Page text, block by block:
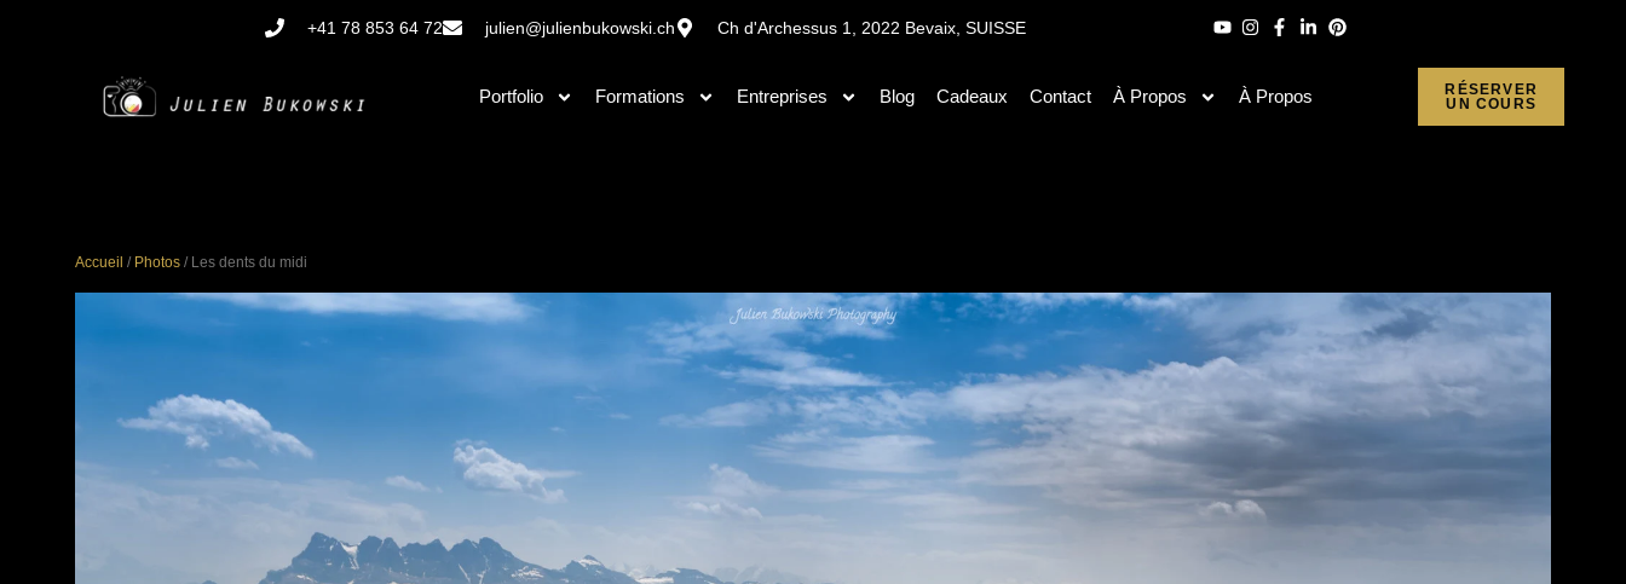
+41 78 853 64 72 julien@julienbukowski.ch Ch d'Archessus 1, 2022 Bevaix, SUISSE
Portfolio Formations Entreprises Blog Cadeaux Contact À Propos À Propos
RÉSERVER
UN COURS
Accueil / Photos / Les dents du midi